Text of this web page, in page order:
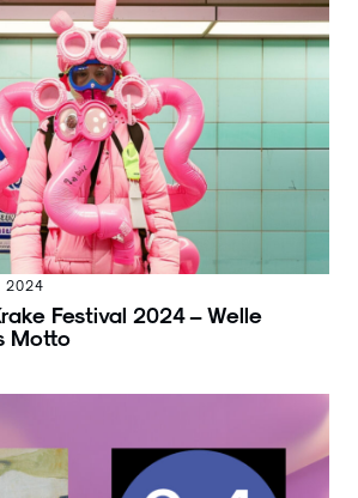
2024
Festival 2024 – Welle
Motto